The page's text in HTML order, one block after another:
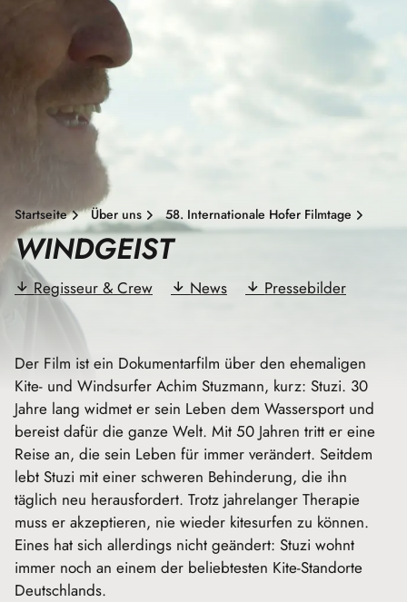
Startseite Über uns 58. Internationale Hofer Filmtage
WINDGEIST
Regisseur & Crew News Pressebilder
Der Film ist ein Dokumentarfilm über den ehemaligen
Kite- und Windsurfer Achim Stuzmann, kurz: Stuzi. 30
Jahre lang widmet er sein Leben dem Wassersport und
bereist dafür die ganze Welt. Mit 50 Jahren tritt er eine
Reise an, die sein Leben für immer verändert. Seitdem
lebt Stuzi mit einer schweren Behinderung, die ihn
täglich neu herausfordert. Trotz jahrelanger Therapie
muss er akzeptieren, nie wieder kitesurfen zu können.
Eines hat sich allerdings nicht geändert: Stuzi wohnt
immer noch an einem der beliebtesten Kite-Standorte
Deutschlands.